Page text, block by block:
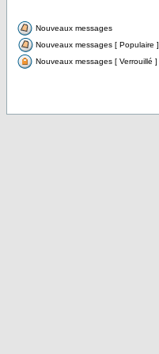
Nouveaux messages
Nouveaux messages [ Populaire ]
Nouveaux messages [ Verrouillé ]